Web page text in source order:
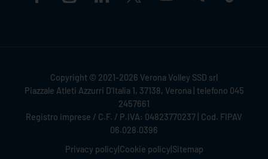
Copyright © 2021-2026 Verona Volley SSD srl
Piazzale Atleti Azzurri D'Italia 1, 37138, Verona | telefono 045
2457661
Registro imprese / C.F. / P.IVA: 04823770237 | Cod. FIPAV
06.028.0396
Privacy policy Cookie policy Sitemap